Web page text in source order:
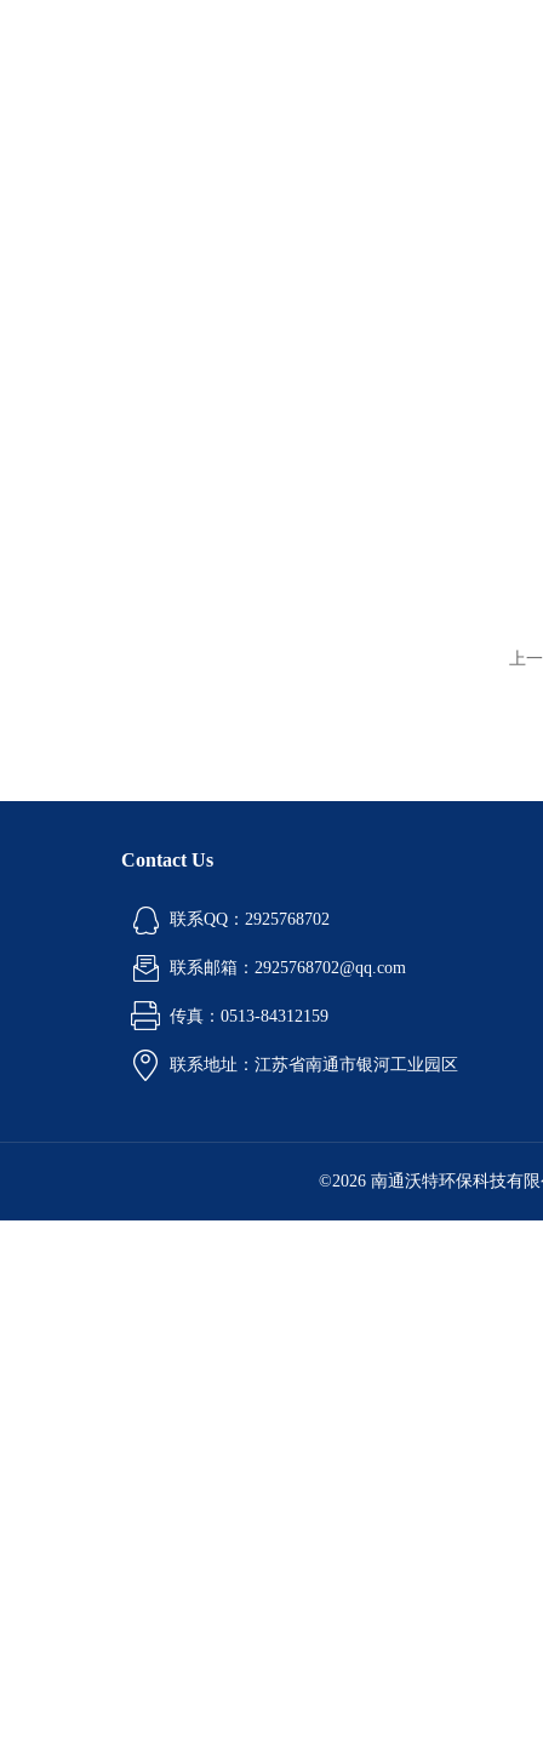
上
Contact Us
联系QQ：2925768702
联系邮箱：2925768702@qq.com
传真：0513-84312159
联系地址：江苏省南通市银河工业园区
©2026 南通沃特环保科技有